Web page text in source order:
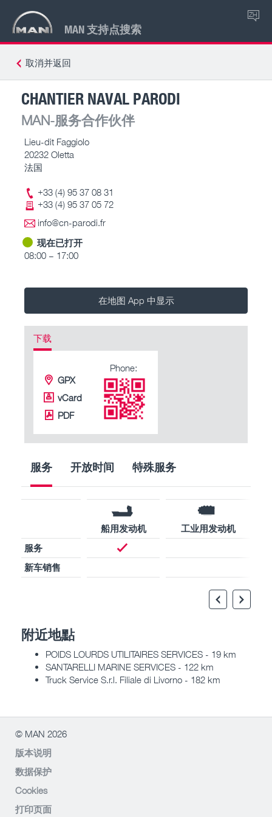
MAN 支持点搜索
ZH
取消并返回
CHANTIER NAVAL PARODI
MAN-服务合作伙伴
Lieu-dit Faggiolo
20232 Oletta
法国
+33 (4) 95 37 08 31
+33 (4) 95 37 05 72
info@cn-parodi.fr
现在已打开
08:00 – 17:00
在地图 App 中显示
下载
GPX
vCard
PDF
Phone:
服务 开放时间 特殊服务
船用发动机
工业用发动机
服务
新车销售
附近地點
POIDS LOURDS UTILITAIRES SERVICES - 19 km
SANTARELLI MARINE SERVICES - 122 km
Truck Service S.r.l. Filiale di Livorno - 182 km
© MAN 2026
版本说明
数据保护
Cookies
打印页面